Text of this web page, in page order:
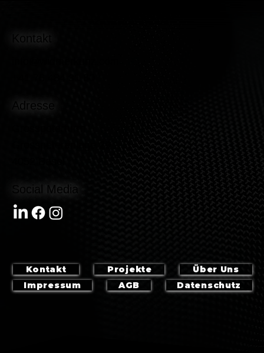
Kontakt
Adresse
Social Media
Kontakt Projekte
Über Uns
Impressum
AGB Datenschutz